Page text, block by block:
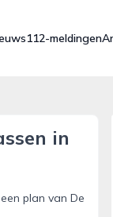
112-meldingen
in
plan van De